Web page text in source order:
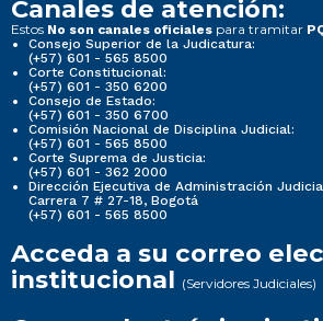
Canales de atención:
Estos No son canales oficiales para tramitar
Consejo Superior de la Judicatura:
(+57) 601 - 565 8500
Corte Constitucional:
(+57) 601 - 350 6200
Consejo de Estado:
(+57) 601 - 350 6700
Comisión Nacional de Disciplina Judicial:
(+57) 601 - 565 8500
Corte Suprema de Justicia:
(+57) 601 - 362 2000
Dirección Ejecutiva de Administración
Carrera 7 # 27-18, Bogotá
(+57) 601 - 565 8500
Acceda a su correo
institucional (Servidores Judiciales)